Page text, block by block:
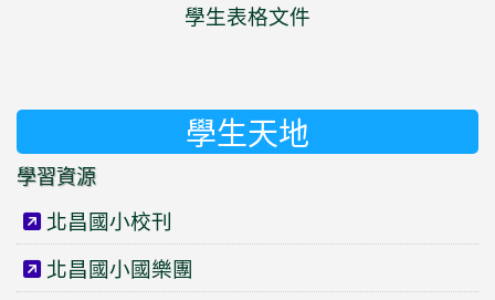
學生表格文件
學生天地
學習資源
北昌國小校刊
北昌國小國樂團